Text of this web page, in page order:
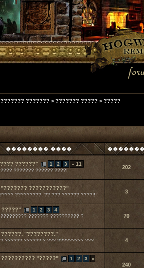
??????? ??????? > ??????? ????? > ?????
�������� ����
??????" 1 2 3
» 11
??????? ?????? ????!
202
???????????"
?????????, ?? ??? ?????? ????!!!
3
?????" 1 2 3
4
??????? ?????????? ?
70
"????????."
?????? ?????? ? ??? ????????? ???
4
"?????" 1 2 3
»
240